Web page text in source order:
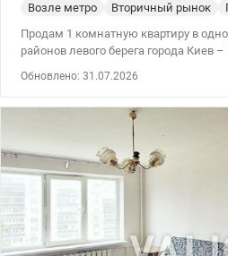
Возле метро Вторичный рынок
Продам 1 комнатную квартиру в
районов левого берега города Киев
дорогой, а это – тишина и покой.
отдыха: Днепр с прекрасным
самых.чистых озер Киэва. Район с
инфраструктурой, все рядом;
игровые площадки для детей,
все что нужно для комфортной жизни. Удобное
сообщение: до остановки
метро Левобережная 15 мин.
Обновлено: 31.07.2026